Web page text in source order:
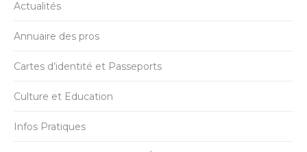
Actualités
Annuaire des pros
Cartes d’identité et Passeports
Culture et Education
Infos Pratiques